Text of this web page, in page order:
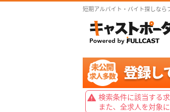
短期アルバイト・バイト探しな
検索条件に該当する
また、全求人を対象